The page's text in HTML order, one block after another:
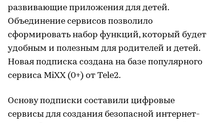
развивающие приложения для детей.
Объединение сервисов позволило
сформировать набор функций, который будет
удобным и полезным для родителей и детей.
Новая подписка создана на базе популярного
сервиса MiXX (0+) от Tele2.
Основу подписки составили цифровые
сервисы для создания безопасной интернет-